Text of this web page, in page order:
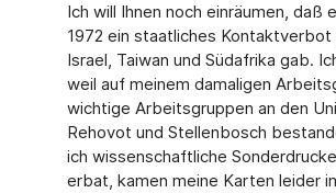
Ich will Ihnen noch einräumen, daß
1972 ein staatliches
Israel, Taiwan und Südafrika gab.
weil auf meinem damaligen
wichtige Arbeitsgruppen an den
Rehovot und Stellenbosch
ich wissenschaftliche
erbat, kamen meine Karten leider